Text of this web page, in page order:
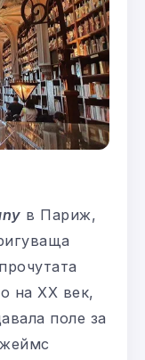
в Париж,
на XX век,
поле за